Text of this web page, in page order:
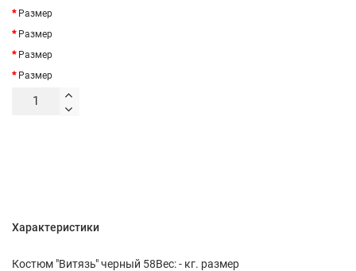
Размер
Размер
Размер
Размер
Характеристики
Костюм "Витязь" черный 58Вес: - кг. размер